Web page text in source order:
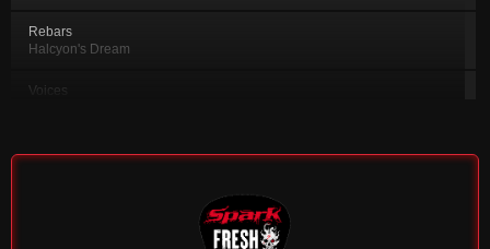
Rebars
Halcyon's Dream
Voices